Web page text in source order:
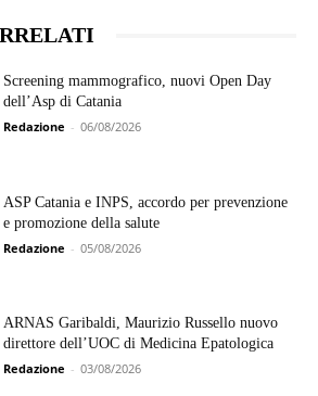
Screening mammografico, nuovi Open Day
dell’Asp di Catania
Redazione - 06/08/2026
ASP Catania e INPS, accordo per prevenzione
e promozione della salute
Redazione - 05/08/2026
ARNAS Garibaldi, Maurizio Russello nuovo
direttore dell’UOC di Medicina Epatologica
Redazione - 03/08/2026